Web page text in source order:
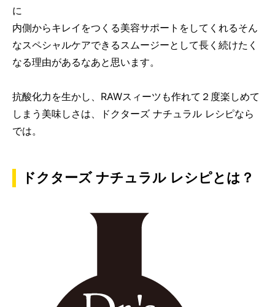
に
内側からキレイをつくる美容サポートをしてくれるそん
なスペシャルケアできるスムージーとして長く続けたく
なる理由があるなあと思います。
抗酸化力を生かし、RAWスィーツも作れて２度楽しめて
しまう美味しさは、ドクターズ ナチュラル レシピなら
では。
ドクターズ ナチュラル レシピとは？